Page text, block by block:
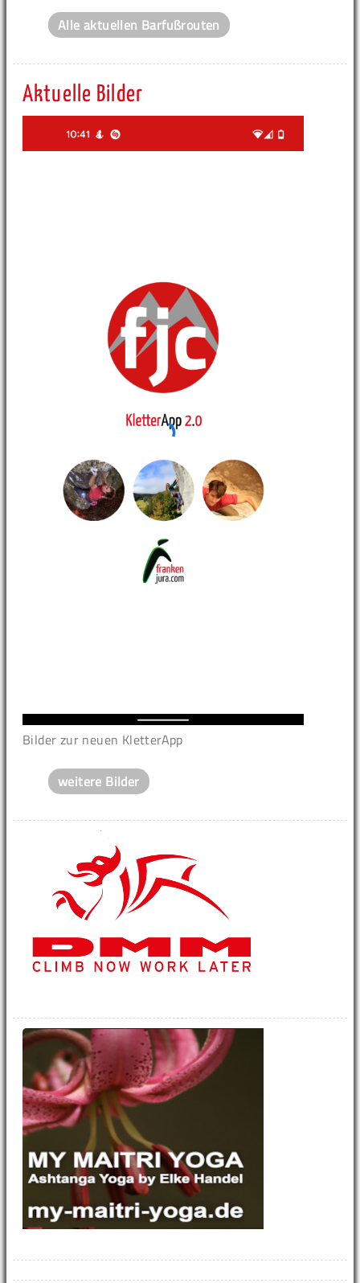
Alle aktuellen Barfußrouten
Aktuelle Bilder
Bilder zur neuen KletterApp
weitere Bilder